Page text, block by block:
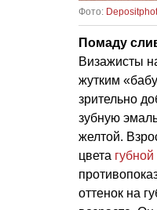
Фото:
Помаду
Визажисты
жутким
зрительно
зубную
желтой.
цвета
оттенок на